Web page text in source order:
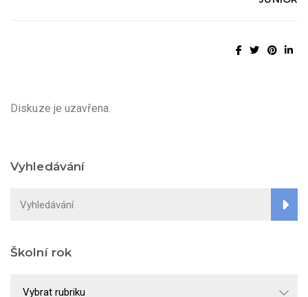
Diskuze je uzavřena.
Vyhledávání
Školní rok